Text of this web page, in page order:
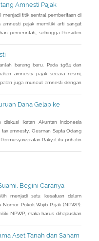
saat melaksanakan tugas.
Amnesti Pajak
menjadi titik sentral pemberitaan di
pajak memiliki arti sangat
pemerintah, sehingga Presiden
barang baru. Pada 1964 dan
amnesty pajak secara resmi,
juga muncul amnesti dengan
Dana Gelap ke
Ikatan Akuntan Indonesia
amnesty, Oesman Sapta Odang
Rakyat itu prihatin
Begini Caranya
menjadi satu kesatuan dalam
Pokok Wajib Pajak (NPWP).
NPWP, maka harus dihapuskan
Aset Tanah dan Saham